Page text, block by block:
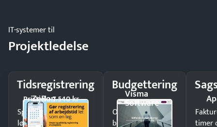
IT-systemer til
Projektledelse
Tidsregistrering
ZeBon
Pristjek: 7.540 kr
Spar tid på
lønberegning og få
Budgettering
Visma
Software
Opdag
budgetafvigelser i
timer